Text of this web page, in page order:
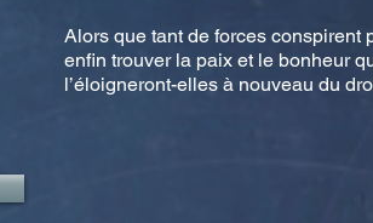
Alors que tant de forces conspirent
enfin trouver la paix et le bonheur
l’éloigneront-elles à nouveau du